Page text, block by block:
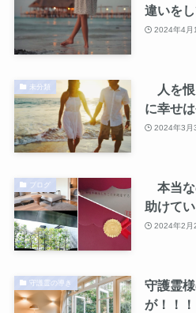
違いを
2024年4月
未分類
人を恨
に幸せ
2024年3月
ブログ
本当な
助けて
2024年2月
守護霊の導き
守護霊
が！